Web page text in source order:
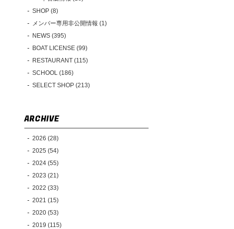
SHOP (8)
メンバー専用非公開情報 (1)
NEWS (395)
BOAT LICENSE (99)
RESTAURANT (115)
SCHOOL (186)
SELECT SHOP (213)
ARCHIVE
2026 (28)
2025 (54)
2024 (55)
2023 (21)
2022 (33)
2021 (15)
2020 (53)
2019 (115)